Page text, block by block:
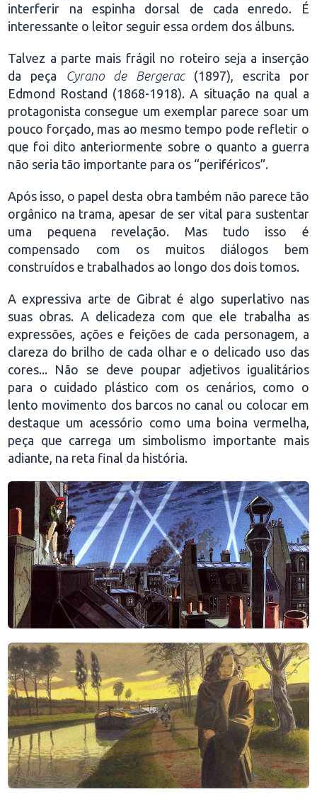
interferir na espinha dorsal de cada enredo. É
interessante o leitor seguir essa ordem dos álbuns.
Talvez a parte mais frágil no roteiro seja a inserção
da peça Cyrano de Bergerac(1897), escrita por
Edmond Rostand (1868-1918). A situação na qual a
protagonista consegue um exemplar parece soar um
pouco forçado, mas ao mesmo tempo pode refletir o
que foi dito anteriormente sobre o quanto a guerra
não seria tão importante para os “periféricos”.
Após isso, o papel desta obra também não parece tão
orgânico na trama, apesar de ser vital para sustentar
uma pequena revelação. Mas tudo isso é
compensado com os muitos diálogos bem
construídos e trabalhados ao longo dos dois tomos.
A expressiva arte de Gibrat é algo superlativo nas
suas obras. A delicadeza com que ele trabalha as
expressões, ações e feições de cada personagem, a
clareza do brilho de cada olhar e o delicado uso das
cores... Não se deve poupar adjetivos igualitários
para o cuidado plástico com os cenários, como o
lento movimento dos barcos no canal ou colocar em
destaque um acessório como uma boina vermelha,
peça que carrega um simbolismo importante mais
adiante, na reta final da história.